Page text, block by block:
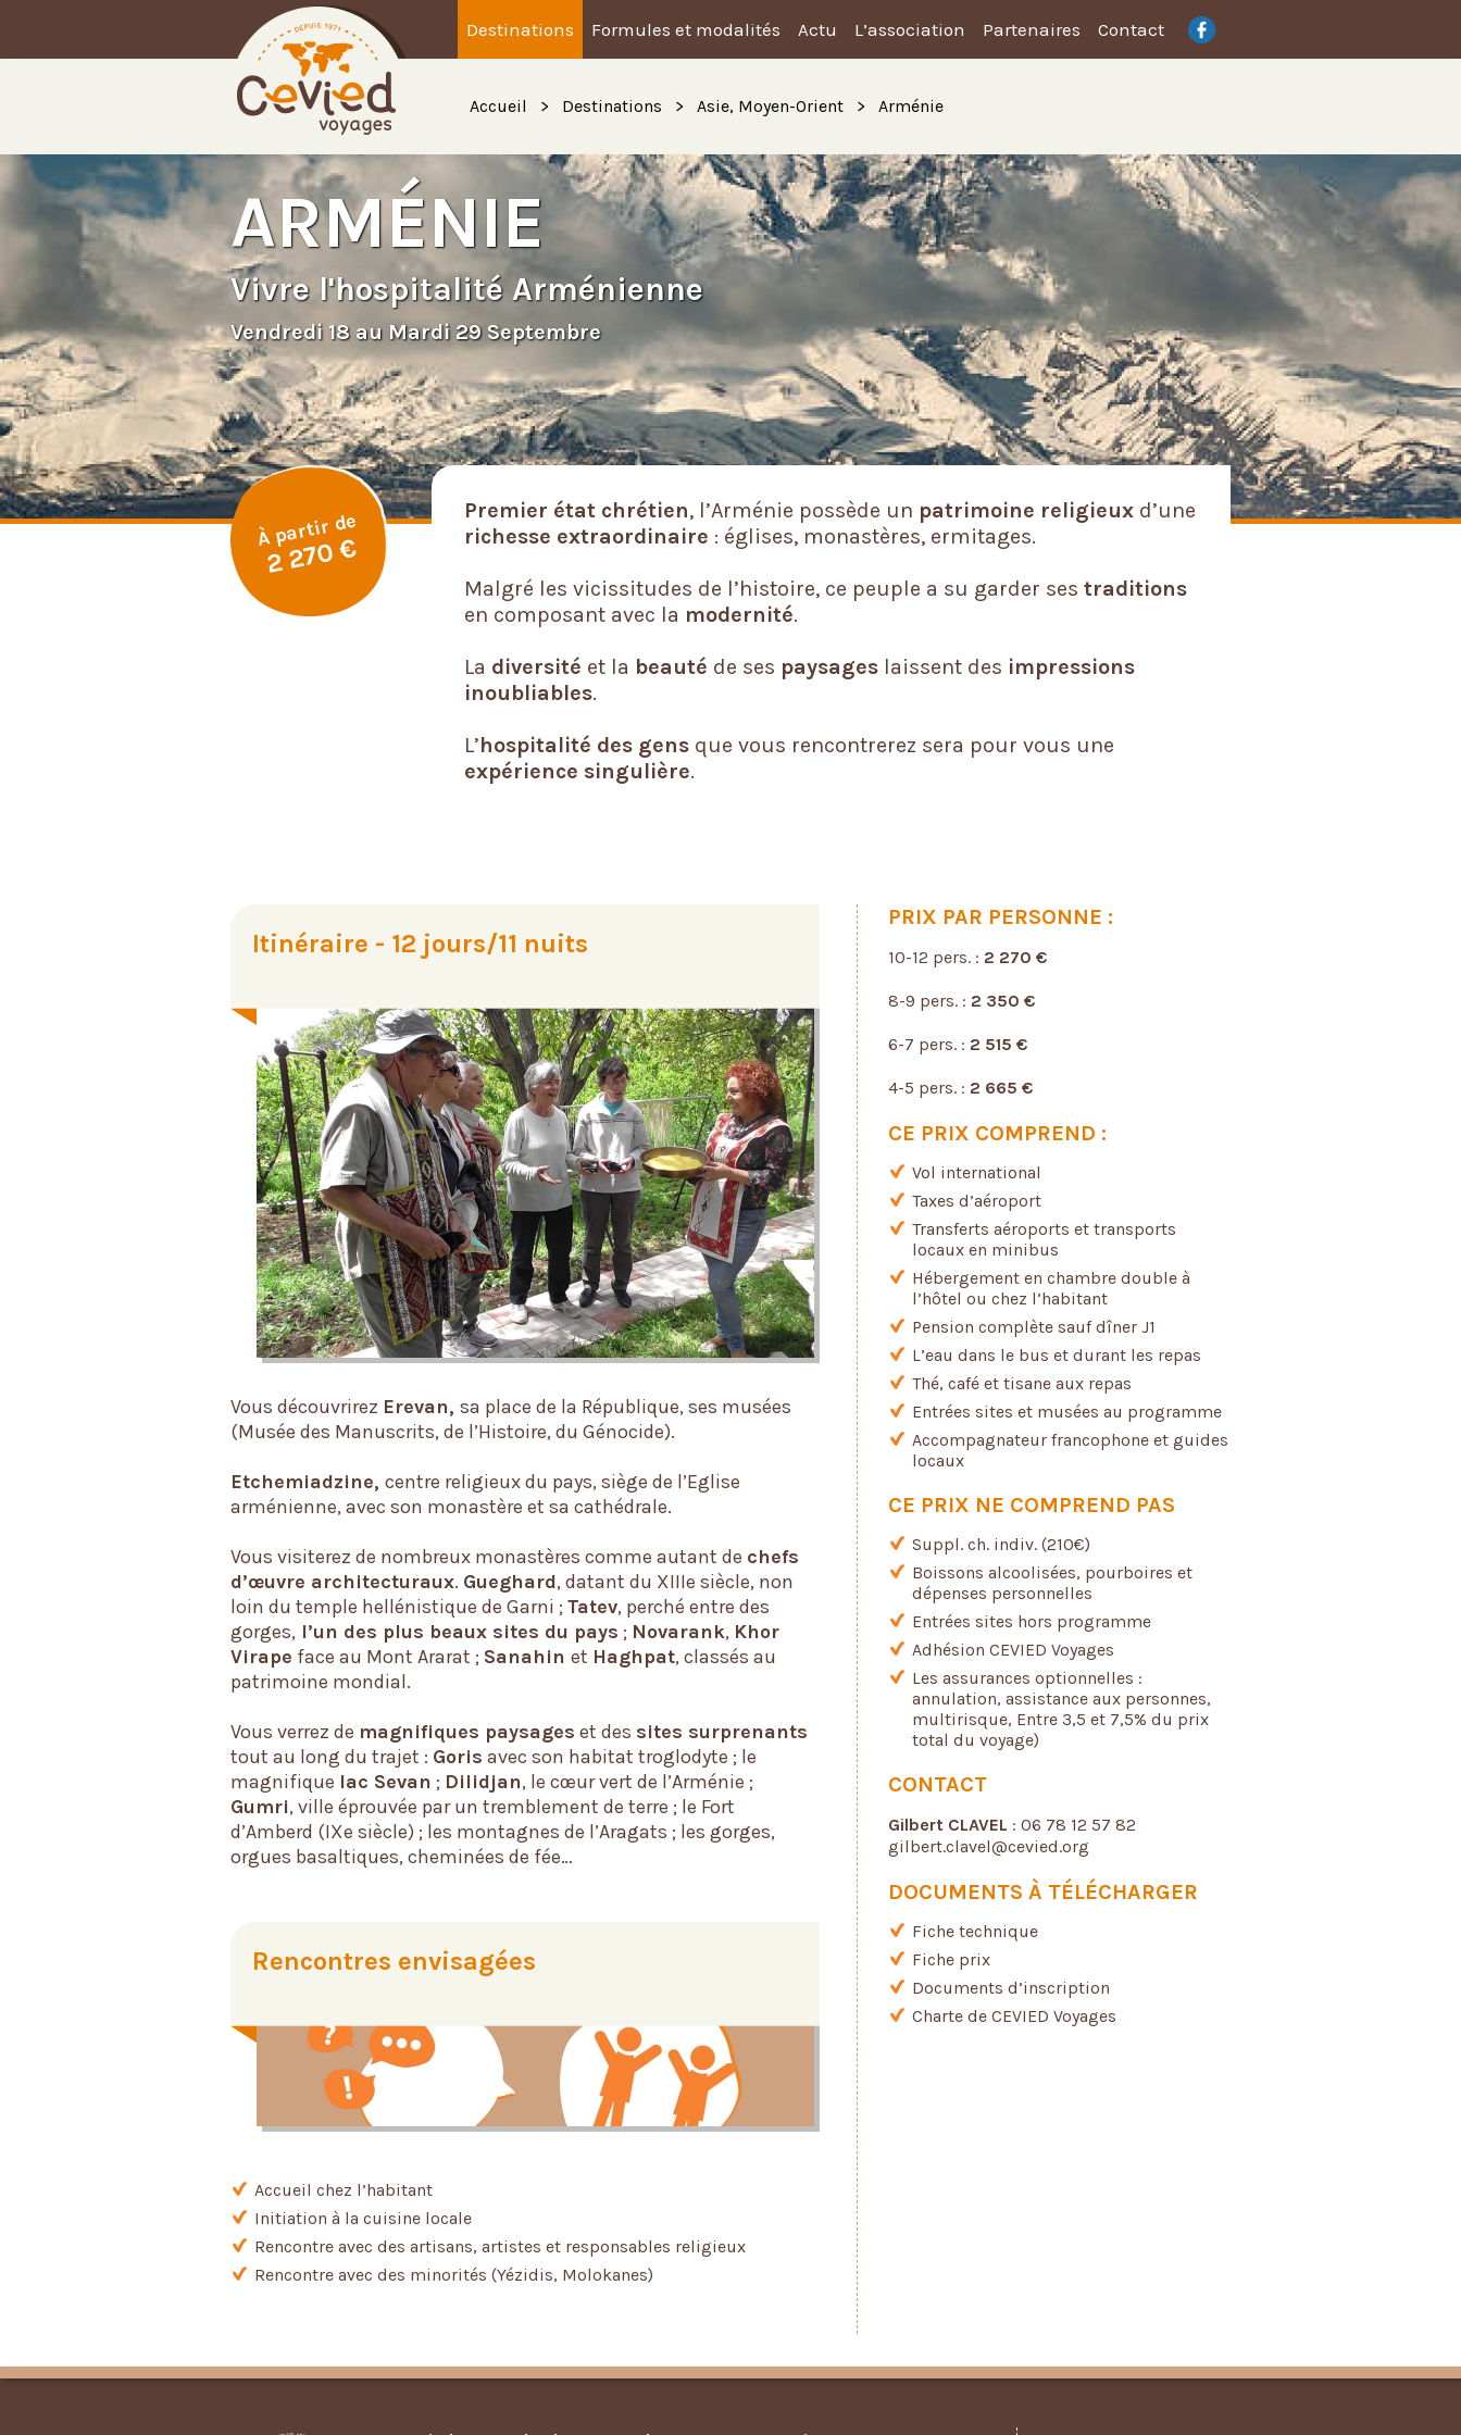
Destinations Formules et modalités Actu L’association Partenaires Contact
Accueil Destinations Asie, Moyen-Orient Arménie
ARMÉNIE
Vivre l'hospitalité Arménienne
Vendredi 18 au Mardi 29 Septembre
À partir de
2 270 €
Premier état chrétien, l’Arménie possède un patrimoine religieux d’une
richesse extraordinaire : églises, monastères, ermitages.
Malgré les vicissitudes de l’histoire, ce peuple a su garder ses traditions
en composant avec la modernité.
La diversité et la beauté de ses paysages laissent des impressions
inoubliables.
L’hospitalité des gens que vous rencontrerez sera pour vous une
expérience singulière.
Itinéraire - 12 jours/11 nuits
Vous découvrirez Erevan, sa place de la République, ses musées
(Musée des Manuscrits, de l’Histoire, du Génocide).
Etchemiadzine, centre religieux du pays, siège de l’Eglise
arménienne, avec son monastère et sa cathédrale.
Vous visiterez de nombreux monastères comme autant de chefs
d’œuvre architecturaux. Gueghard, datant du XIIIe siècle, non
loin du temple hellénistique de Garni ; Tatev, perché entre des
gorges, l’un des plus beaux sites du pays ; Novarank, Khor
Virape face au Mont Ararat ; Sanahin et Haghpat, classés au
patrimoine mondial.
Vous verrez de magnifiques paysages et des sites surprenants
tout au long du trajet : Goris avec son habitat troglodyte ; le
magnifique lac Sevan ; Dilidjan, le cœur vert de l’Arménie ;
Gumri, ville éprouvée par un tremblement de terre ; le Fort
d’Amberd (IXe siècle) ; les montagnes de l’Aragats ; les gorges,
orgues basaltiques, cheminées de fée…
Rencontres envisagées
Accueil chez l’habitant
Initiation à la cuisine locale
Rencontre avec des artisans, artistes et responsables religieux
Rencontre avec des minorités (Yézidis, Molokanes)
PRIX PAR PERSONNE :
10-12 pers. : 2 270 €
8-9 pers. : 2 350 €
6-7 pers. : 2 515 €
4-5 pers. : 2 665 €
CE PRIX COMPREND :
Vol international
Taxes d’aéroport
Transferts aéroports et transports
locaux en minibus
Hébergement en chambre double à
l’hôtel ou chez l’habitant
Pension complète sauf dîner J1
L’eau dans le bus et durant les repas
Thé, café et tisane aux repas
Entrées sites et musées au programme
Accompagnateur francophone et guides
locaux
CE PRIX NE COMPREND PAS
Suppl. ch. indiv. (210€)
Boissons alcoolisées, pourboires et
dépenses personnelles
Entrées sites hors programme
Adhésion CEVIED Voyages
Les assurances optionnelles :
annulation, assistance aux personnes,
multirisque, Entre 3,5 et 7,5% du prix
total du voyage)
CONTACT
Gilbert CLAVEL : 06 78 12 57 82
gilbert.clavel@cevied.org
DOCUMENTS À TÉLÉCHARGER
Fiche technique
Fiche prix
Documents d’inscription
Charte de CEVIED Voyages